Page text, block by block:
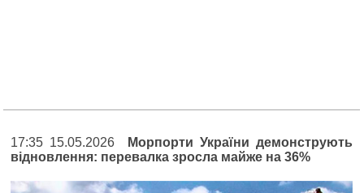
17:35 15.05.2026
Морпорти України демонструють
відновлення: перевалка зросла майже на 36%